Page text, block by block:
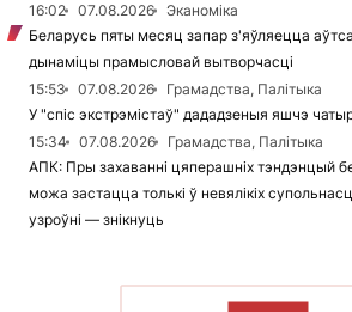
16:02
07.08.2026
Эканоміка
Беларусь пяты месяц запар з'яўляецца
дынаміцы прамысловай вытворчасці
15:53
07.08.2026
Грамадства, Палітыка
У "спіс экстрэмістаў" дададзеныя яшчэ
15:34
07.08.2026
Грамадства, Палітыка
АПК: Пры захаванні цяперашніх тэндэнцый
можа застацца толькі ў невялікіх
узроўні — знікнуць